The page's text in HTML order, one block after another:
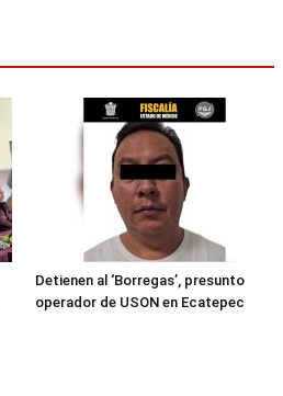
Detienen al ‘Borregas’, presunto
operador de USON en Ecatepec